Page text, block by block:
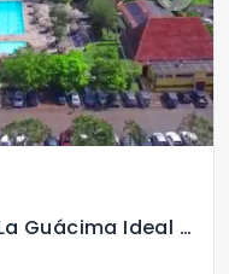
Lote Exclusivo en venta en La Guácima Ideal Inversión